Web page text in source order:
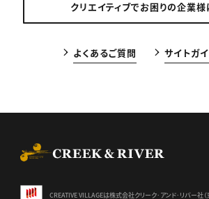
クリエイティブでお困りの企業様
よくあるご質問 サイトガ
CREATIVE VILLAGEは株式会社クリーク･アンド･リバー社